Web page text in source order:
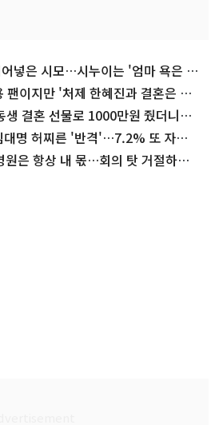
넣은 시모…시누이는 '엄마 욕은 찰
이지만 '처제 한혜진과 결혼은 반
생 결혼 선물로 1000만원 줬더니…
명 허찌른 '반격'…7.2% 또 자체최
원은 항상 내 몫…회의 탓 거절하자